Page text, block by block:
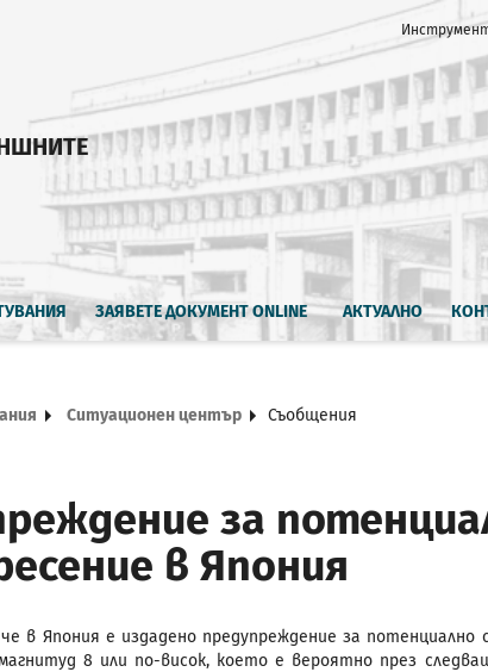
ЗАЯВЕТЕ ДОКУМЕНТ ONLINE АКТУАЛНО
Ситуационен център Съобщения
за
в Япония
в Япония е издадено предупреждение за потенциално
8 или по-висок, което е вероятно през